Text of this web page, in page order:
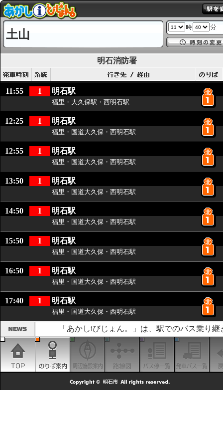
土山
明石消防署
11:55 1 明石駅
福里・大久保駅・西明石駅
12:25 1 明石駅
福里・国道大久保・西明石駅
12:55 1 明石駅
福里・国道大久保・西明石駅
13:50 1 明石駅
福里・国道大久保・西明石駅
14:50 1 明石駅
福里・国道大久保・西明石駅
15:50 1 明石駅
福里・国道大久保・西明石駅
16:50 1 明石駅
福里・国道大久保・西明石駅
17:40 1 明石駅
福里・国道大久保・西明石駅
「あかしiびじょん。」は、駅でのバス乗り